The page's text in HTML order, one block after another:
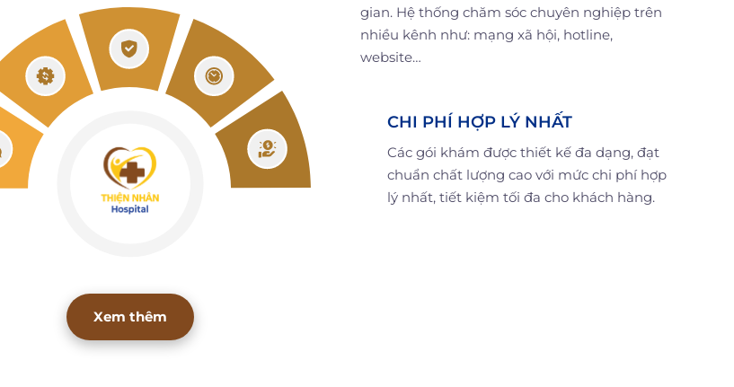
gian. Hệ thống chăm sóc chuyên nghiệp trên
nhiều kênh như: mạng xã hội, hotline,
website…
CHI PHÍ HỢP LÝ NHẤT
Các gói khám được thiết kế đa dạng, đạt
chuẩn chất lượng cao với mức chi phí hợp
lý nhất, tiết kiệm tối đa cho khách hàng.
Xem thêm